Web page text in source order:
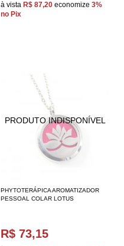
à vista R$ 87,20 economize 3%
no Pix
PHYTOTERÁPICA AROMATIZADOR
PESSOAL COLAR LOTUS
R$ 73,15